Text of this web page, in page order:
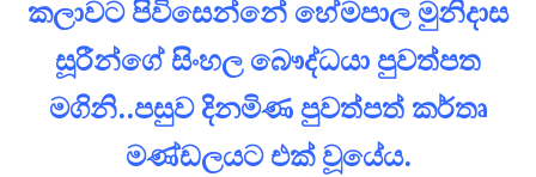
කලාවට පිවිසෙන්නේ හේමපාල මුනිදාස
සූරීන්ගේ සිංහල බෞද්ධයා පුවත්පත
මගිනි..පසුව දිනමිණ පුවත්පත් කර්තෘ
මණ්ඩලයට එක් වූයේය.